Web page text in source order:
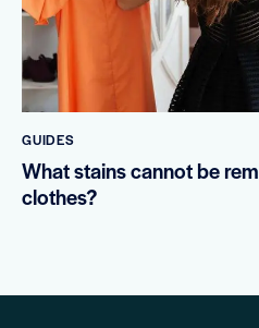
GUIDES
What stains cannot be
clothes?